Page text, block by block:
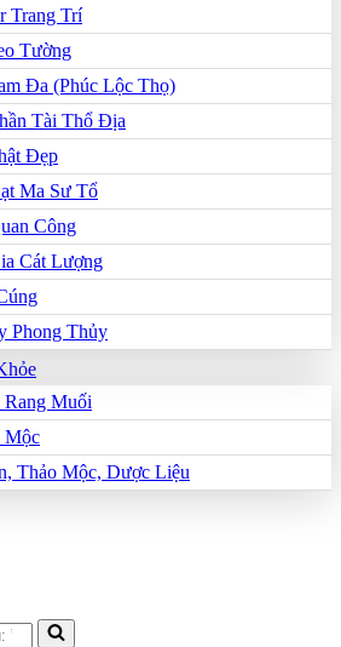
Trang Trí
Tường
Đa (Phúc Lộc Thọ)
Tài Thổ Địa
Đẹp
Ma Sư Tổ
Công
Cát Lượng
Phong Thủy
Muối
Mộc
Thảo Mộc, Dược Liệu